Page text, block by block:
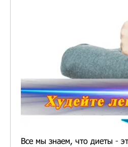
Все мы знаем, что диеты -